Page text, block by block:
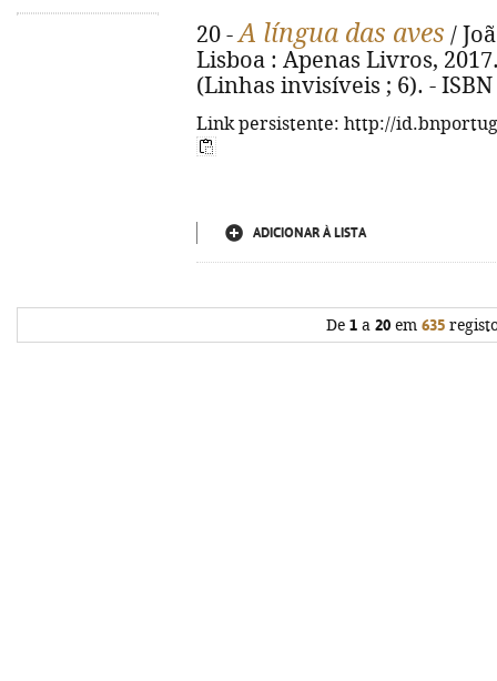
20 -A língua das aves /
Lisboa : Apenas Livros,
(Linhas invisíveis ; 6). - ISBN
Link persistente: http://
ADICIONAR À LISTA
De 1 a 20 em 635